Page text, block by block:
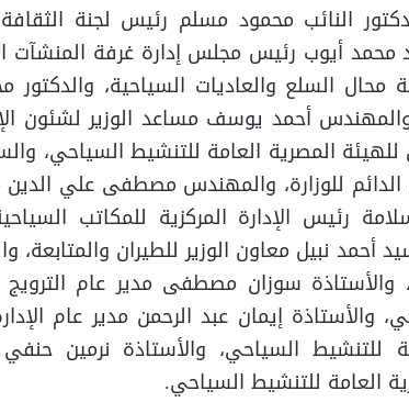
النائب محمود مسلم رئيس لجنة الثقافة
أيوب رئيس مجلس إدارة غرفة المنشآت
السلع والعاديات السياحية، والدكتور
أحمد يوسف مساعد الوزير لشئون
للهيئة المصرية العامة للتنشيط السياحي،
الدائم للوزارة، والمهندس مصطفى علي
رئيس الإدارة المركزية للمكاتب
أحمد نبيل معاون الوزير للطيران
والأستاذة سوزان مصطفى مدير عام
والأستاذة إيمان عبد الرحمن مدير عام
للتنشيط السياحي، والأستاذة نرمين
العامة للتنشيط السياحي.